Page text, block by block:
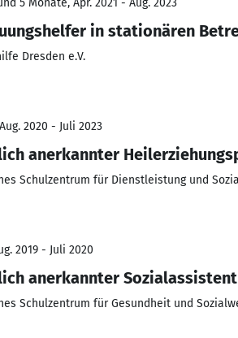
5 Monate, Apr. 2021 - Aug. 2023
in stationären
Dresden e.V.
2020 - Juli 2023
anerkannter
Schulzentrum für Dienstleistung und
2019 - Juli 2020
anerkannter Sozialassistent
Schulzentrum für Gesundheit und